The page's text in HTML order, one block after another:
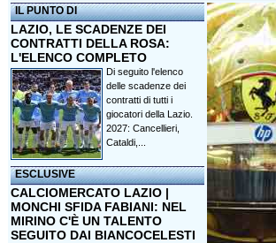
IL PUNTO DI
LAZIO, LE SCADENZE DEI
CONTRATTI DELLA ROSA:
L'ELENCO COMPLETO
Di seguito l'elenco
delle scadenze dei
contratti di tutti i
giocatori della Lazio.
2027: Cancellieri,
Cataldi,...
ESCLUSIVE
CALCIOMERCATO LAZIO |
MONCHI SFIDA FABIANI: NEL
MIRINO C'È UN TALENTO
SEGUITO DAI BIANCOCELESTI